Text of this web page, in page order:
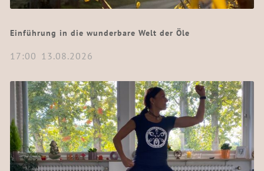
Einführung in die wunderbare Welt der Öle
17:00 13.08.2026